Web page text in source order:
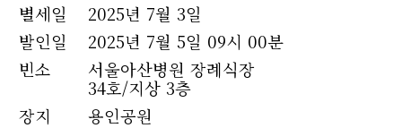
별세일
2025년 7월 3일
발인일
2025년 7월 5일 09시 00분
빈소
서울아산병원 장례식장
34호/지상 3층
장지
용인공원